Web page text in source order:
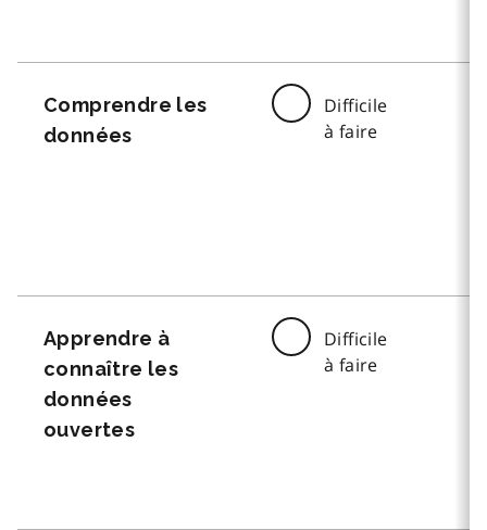
Comprendre les
données
Difficile
à faire
Apprendre à
connaître les
données
ouvertes
Difficile
à faire